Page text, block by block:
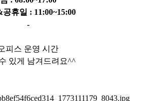
휴일 : 11:00~15:00
-
피스 운영 시간
있게 남겨드려요^^